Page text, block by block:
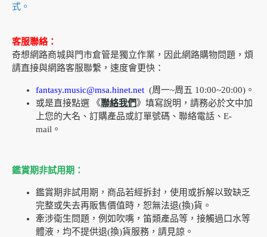
式。
客服聯絡：
奇想網路商城與門市倉管是獨立作業，因此網路購物問題，煩
請直接與網路客服聯繫，速度會更快：
fantasy.music@msa.hinet.net (周一~周五 10:00~20:00)。
或是直接點選 《聯絡我們》填寫說明，請務必於文中加
上您的大名、訂購產品或訂單號碼、聯絡電話、E-
mail。
鑑賞期非試用期：
鑑賞期非試用期，商品若經拆封，使用或拆解以致缺乏
完整或失去再販售價值時，恕無法退(換)貨。
牽涉衛生問題，例如吹嘴，笛類產品等，接觸過口水等
體液，均不提供退(換)貨服務，請見諒。